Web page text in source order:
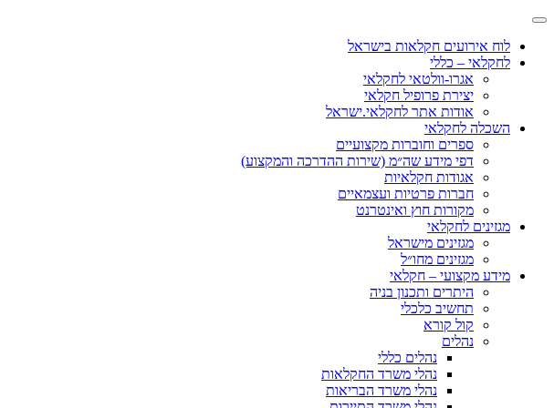
לוח אירועים חקלאות בישראל
לחקלאי – כללי
אגרו-וולטאי לחקלאי
יצירת פרופיל חקלאי
אודות אתר לחקלאי.ישראל
השכלה לחקלאי
ספרים וחוברות מקצועיים
דפי מידע שה״מ (שירות ההדרכה והמקצוע)
אגודות חקלאיות
חברות פרטיות ועצמאיים
מקורות חוץ ואינטרנט
מגזינים לחקלאי
מגזינים מישראל
מגזינים מחו״ל
מידע מקצועי – חקלאי
היתרים ותכנון בניה
תחשיב כלכלי
קול קורא
נהלים
נהלים כללי
נהלי משרד החקלאות
נהלי משרד הבריאות